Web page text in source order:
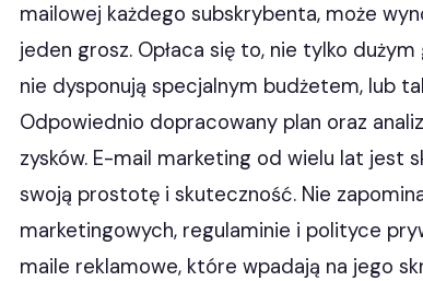
mailowej każdego subskrybenta, może
jeden grosz. Opłaca się to, nie tylko
nie dysponują specjalnym budżetem, lub
Odpowiednio dopracowany plan oraz
zysków. E-mail marketing od wielu lat jest
swoją prostotę i skuteczność. Nie
marketingowych, regulaminie i polityce
maile reklamowe, które wpadają na jego